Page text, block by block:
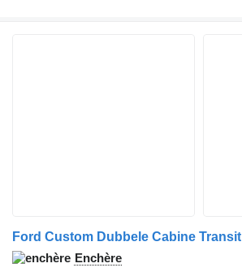
Ford Custom Dubbele Cabine Transit
Enchère